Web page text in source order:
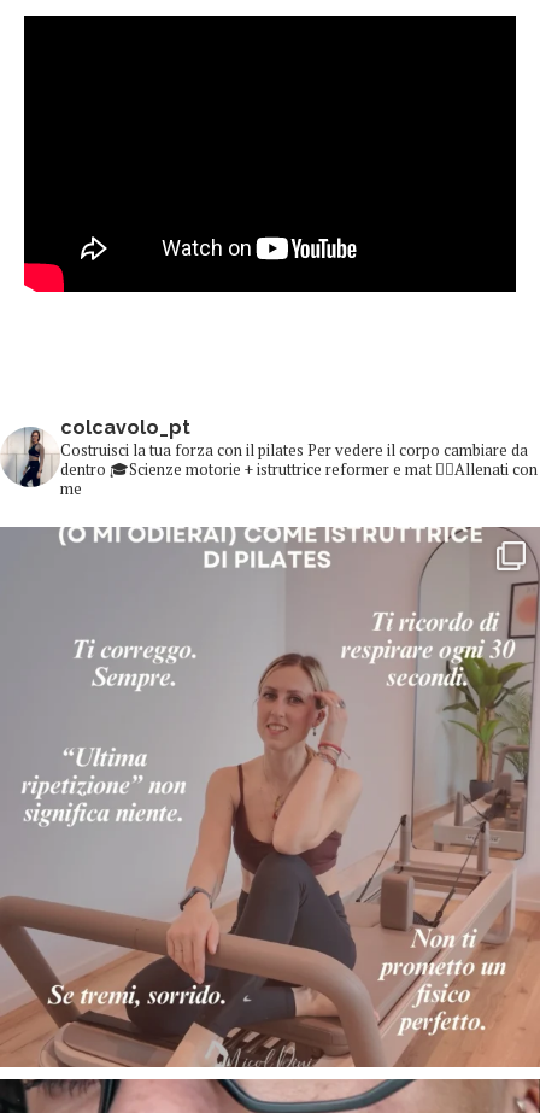
colcavolo_pt
Costruisci la tua forza con il pilates Per vedere il corpo cambiare da
dentro 🎓Scienze motorie + istruttrice reformer e mat 👇🏻Allenati con
me